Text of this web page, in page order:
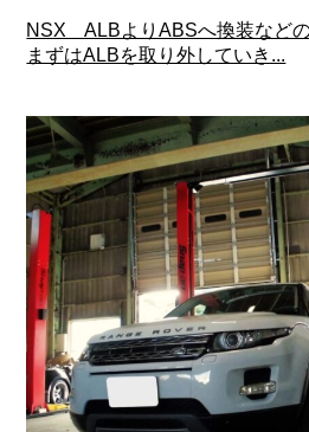
NSX ALBよりABSへ換装などの
まずはALBを取り外していき...